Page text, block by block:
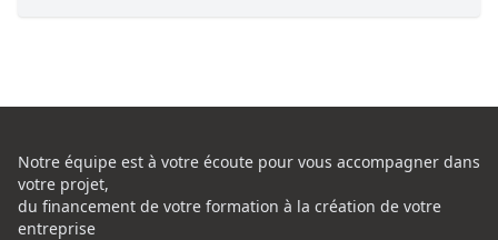
Notre équipe est à votre écoute pour vous accompagner dans
votre projet,
du financement de votre formation à la création de votre
entreprise